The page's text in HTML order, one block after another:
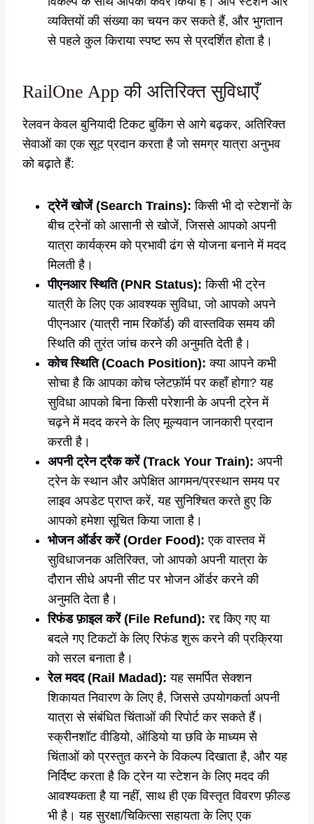
व्यक्तियों की संख्या का चयन कर सकते हैं, और भुगतान
से पहले कुल किराया स्पष्ट रूप से प्रदर्शित होता है।
RailOne App की अतिरिक्त सुविधाएँ
रेलवन केवल बुनियादी टिकट बुकिंग से आगे बढ़कर, अतिरिक्त
सेवाओं का एक सूट प्रदान करता है जो समग्र यात्रा अनुभव
को बढ़ाते हैं:
ट्रेनें खोजें (Search Trains): किसी भी दो स्टेशनों के
बीच ट्रेनों को आसानी से खोजें, जिससे आपको अपनी
यात्रा कार्यक्रम को प्रभावी ढंग से योजना बनाने में मदद
मिलती है।
पीएनआर स्थिति (PNR Status): किसी भी ट्रेन
यात्री के लिए एक आवश्यक सुविधा, जो आपको अपने
पीएनआर (यात्री नाम रिकॉर्ड) की वास्तविक समय की
स्थिति की तुरंत जांच करने की अनुमति देती है।
कोच स्थिति (Coach Position): क्या आपने कभी
सोचा है कि आपका कोच प्लेटफ़ॉर्म पर कहाँ होगा? यह
सुविधा आपको बिना किसी परेशानी के अपनी ट्रेन में
चढ़ने में मदद करने के लिए मूल्यवान जानकारी प्रदान
करती है।
अपनी ट्रेन ट्रैक करें (Track Your Train): अपनी
ट्रेन के स्थान और अपेक्षित आगमन/प्रस्थान समय पर
लाइव अपडेट प्राप्त करें, यह सुनिश्चित करते हुए कि
आपको हमेशा सूचित किया जाता है।
भोजन ऑर्डर करें (Order Food): एक वास्तव में
सुविधाजनक अतिरिक्त, जो आपको अपनी यात्रा के
दौरान सीधे अपनी सीट पर भोजन ऑर्डर करने की
अनुमति देता है।
रिफंड फ़ाइल करें (File Refund): रद्द किए गए या
बदले गए टिकटों के लिए रिफंड शुरू करने की प्रक्रिया
को सरल बनाता है।
रेल मदद (Rail Madad): यह समर्पित सेक्शन
शिकायत निवारण के लिए है, जिससे उपयोगकर्ता अपनी
यात्रा से संबंधित चिंताओं की रिपोर्ट कर सकते हैं।
स्क्रीनशॉट वीडियो, ऑडियो या छवि के माध्यम से
चिंताओं को प्रस्तुत करने के विकल्प दिखाता है, और यह
निर्दिष्ट करता है कि ट्रेन या स्टेशन के लिए मदद की
आवश्यकता है या नहीं, साथ ही एक विस्तृत विवरण फ़ील्ड
भी है। यह सुरक्षा/चिकित्सा सहायता के लिए एक